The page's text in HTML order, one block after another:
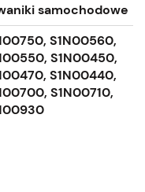
samochodowe
S1N00560,
S1N00450,
S1N00440,
S1N00710,